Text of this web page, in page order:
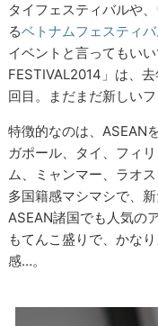
タイフェスティバルや
るベトナムフェスティ
イベントと言ってもい
FESTIVAL2014」は、
回目。まだまだ新しいフ
特徴的なのは、ASEAN
ガポール、タイ、フィ
ム、ミャンマー、ラオ
多国籍感マシマシで、
ASEAN諸国でも人気の
もてんこ盛りで、かな
感…。